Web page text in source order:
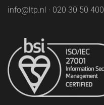
info@ltp.nl · 020 30 50 400